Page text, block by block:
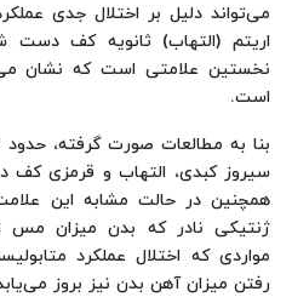
می‌تواند دلیل بر اختلال جدی
اریتم (التهاب) ثانویه کف
نخستین علامتی است که نشان
است.
سیروز کبدی، التهاب و قرمزی کف
همچنین در حالت مشابه این
ژنتیکی نادر که بدن میزان مس
مواردی که اختلال عملکرد
رفتن میزان آهن بدن نیز بروز